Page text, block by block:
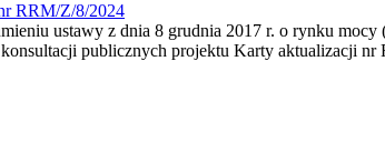
RRM/Z/8/2024
ustawy z dnia 8 grudnia 2017 r. o rynku
publicznych projektu Karty aktualizacji